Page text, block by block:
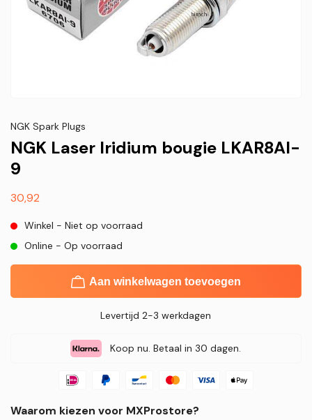
NGK Spark Plugs
NGK Laser Iridium bougie LKAR8AI-
9
Normale
30,92
Winkel - Niet op voorraad
Online - Op voorraad
Aan winkelwagen toevoegen
Levertijd 2-3 werkdagen
Koop nu. Betaal in 30 dagen.
Waarom kiezen voor MXProstore?